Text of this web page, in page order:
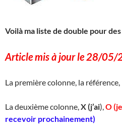
Voilà ma liste de double pour
Article mis à jour le 28/05/
La première colonne, la référence,
La deuxième colonne,X (j’ai),O
recevoir prochainement)